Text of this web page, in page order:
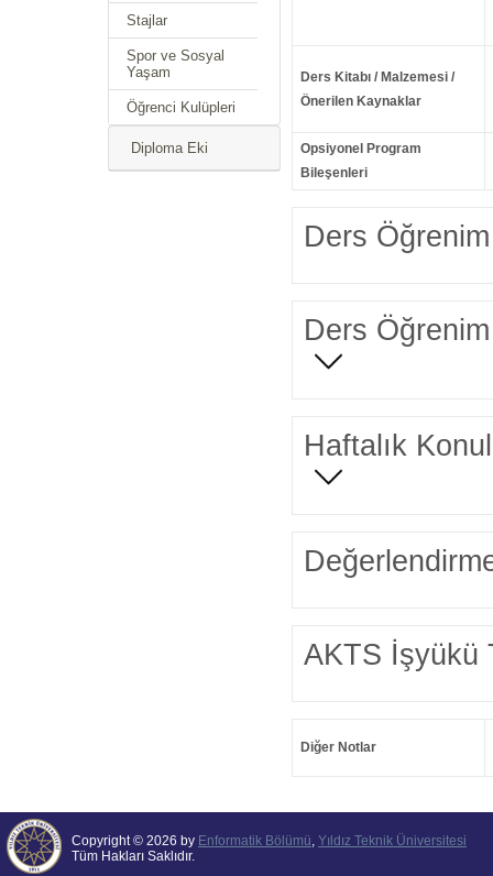
Stajlar
Spor ve Sosyal
Yaşam
Öğrenci Kulüpleri
Diploma Eki
Ders Kitabı / Malzemesi /
Önerilen Kaynaklar
Opsiyonel Program
Bileşenleri
Ders Öğrenim
Ders Öğrenim
Haftalık
AKTS İşyükü
Diğer Notlar
Copyright © 2026 by Enformatik Bölümü, Yıldız Teknik Üniversitesi
Tüm Hakları Saklıdır.